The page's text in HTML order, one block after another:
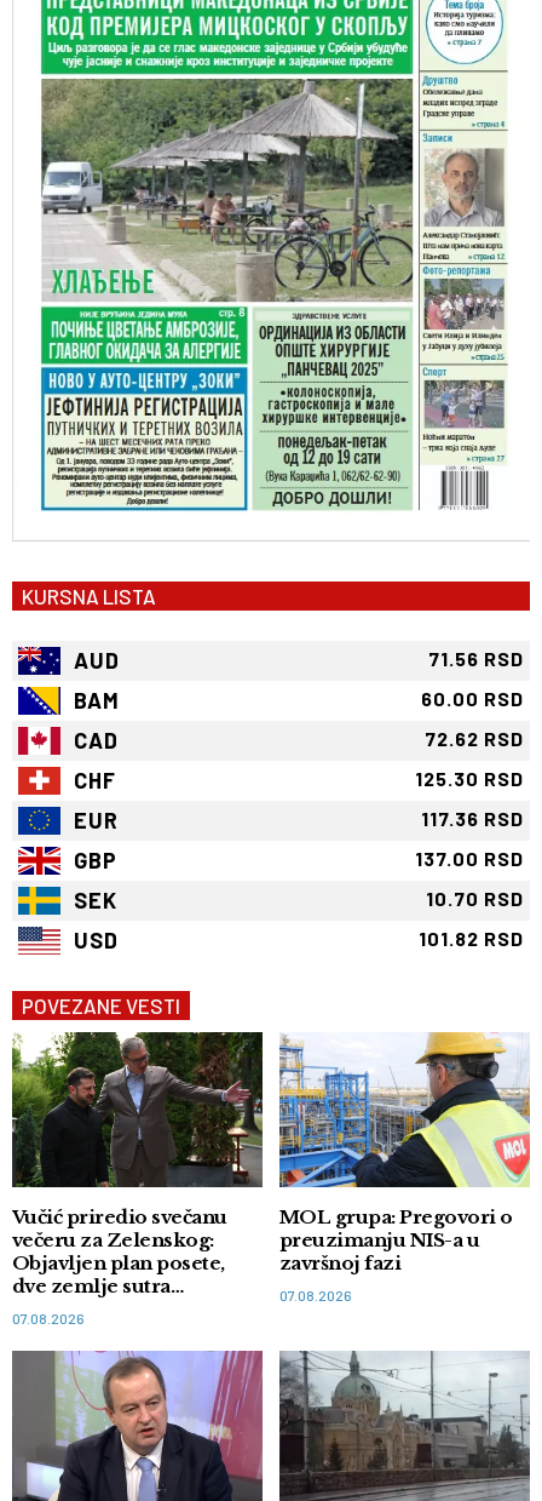
KURSNA LISTA
AUD 71.56 RSD
BAM 60.00 RSD
CAD 72.62 RSD
CHF 125.30 RSD
EUR 117.36 RSD
GBP 137.00 RSD
SEK 10.70 RSD
USD 101.82 RSD
POVEZANE VESTI
Vučić priredio svečanu
večeru za Zelenskog:
Objavljen plan posete,
dve zemlje sutra
potpisuju memorandum
07.08.2026
MOL grupa: Pregovori o
preuzimanju NIS-a u
završnoj fazi
07.08.2026